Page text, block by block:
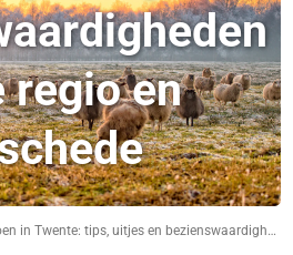
regio en
Wat te doen in Twente: tips, uitjes en bezienswaardigheden in de regio en Enschede